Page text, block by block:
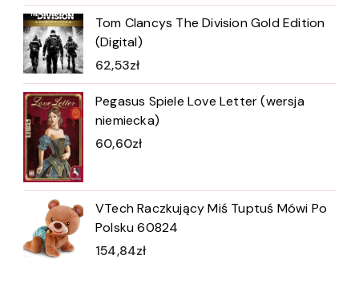
Tom Clancys The Division Gold Edition
(Digital)
62,53zł
Pegasus Spiele Love Letter (wersja
niemiecka)
60,60zł
VTech Raczkujący Miś Tuptuś Mówi Po
Polsku 60824
154,84zł